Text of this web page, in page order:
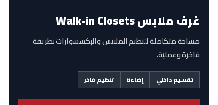
غرف ملابس Walk-in Closets
مساحة متكاملة لتنظيم الملابس والإكسسوارات بطريقة
فاخرة وعملية.
تقسيم داخلي إضاءة تنظيم فاخر